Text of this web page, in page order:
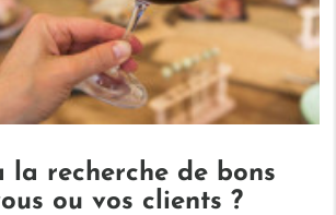
la recherche de bons
ou vos clients ?